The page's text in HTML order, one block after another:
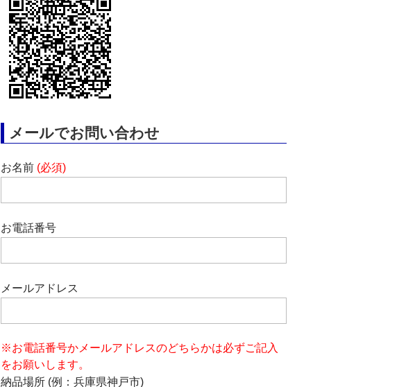
メールでお問い合わせ
お名前 (必須)
お電話番号
メールアドレス
※お電話番号かメールアドレスのどちらかは必ずご記入
をお願いします。
納品場所 (例：兵庫県神戸市)